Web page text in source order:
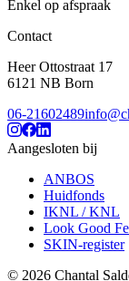
Enkel op afspraak
Contact
Heer Ottostraat 17
6121 NB Born
06-21602489
Aangesloten bij
ANBOS
Huidfonds
IKNL / KNL
Look Good
SKIN-register
© 2026 Chantal